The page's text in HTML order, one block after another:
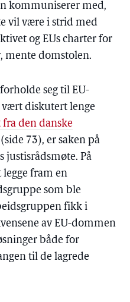
kommuniserer med,
vil være i strid med
og EUs charter for
mente domstolen.
seg til EU-
vært diskutert lenge
den danske
(side 73), er saken på
justisrådsmøte. På
fram en
som ble
fikk i
av EU-dommen
både for
til de lagrede